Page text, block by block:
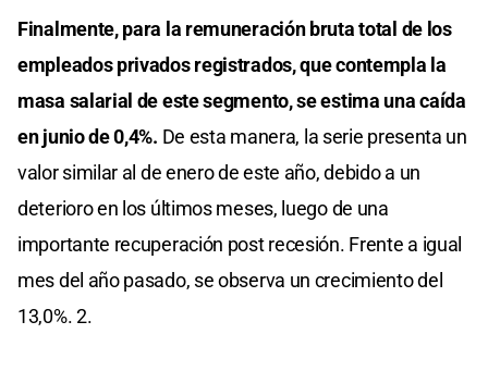
Finalmente, para la remuneración bruta total de los
empleados privados registrados, que contempla la
masa salarial de este segmento, se estima una caída
en junio de 0,4%. De esta manera, la serie presenta un
valor similar al de enero de este año, debido a un
deterioro en los últimos meses, luego de una
importante recuperación post recesión. Frente a igual
mes del año pasado, se observa un crecimiento del
13,0%. 2.